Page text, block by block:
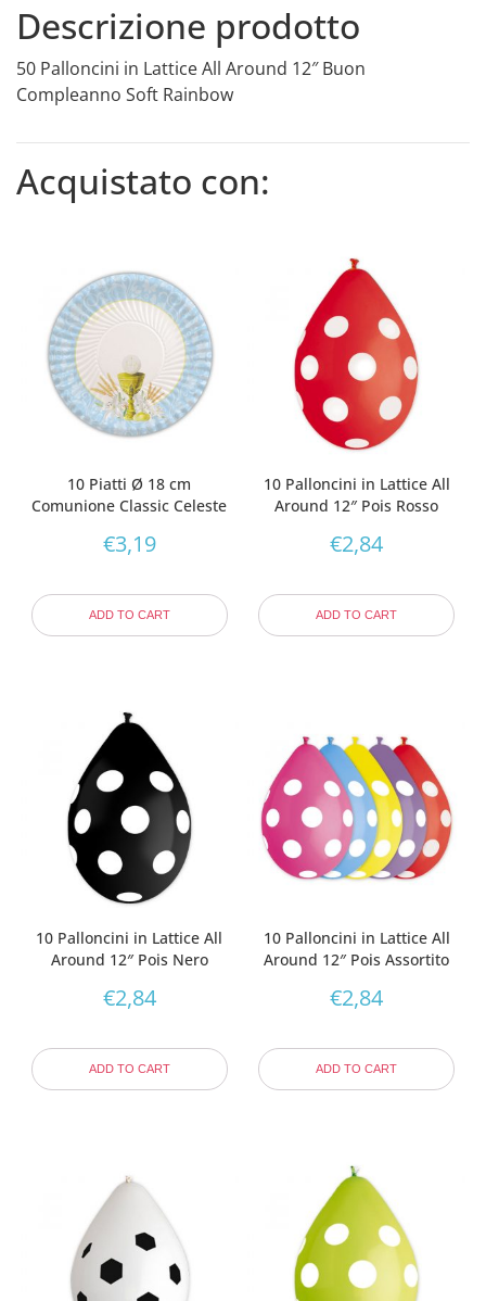
Descrizione prodotto
50 Palloncini in Lattice All Around 12″ Buon
Compleanno Soft Rainbow
Acquistato con:
10 Piatti Ø 18 cm
Comunione Classic Celeste
€3,19
ADD TO CART
10 Palloncini in Lattice All
Around 12″ Pois Rosso
€2,84
ADD TO CART
10 Palloncini in Lattice All
Around 12″ Pois Nero
€2,84
ADD TO CART
10 Palloncini in Lattice All
Around 12″ Pois Assortito
€2,84
ADD TO CART